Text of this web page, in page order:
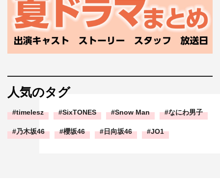
人気のタグ
timelesz SixTONES Snow Man なにわ男子
乃木坂46 櫻坂46 日向坂46 JO1